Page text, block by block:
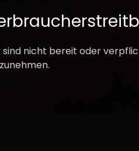
sind nicht bereit oder